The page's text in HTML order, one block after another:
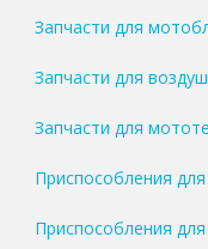
Запчасти для
Запчасти для
Запчасти для
Приспособления
Приспособления